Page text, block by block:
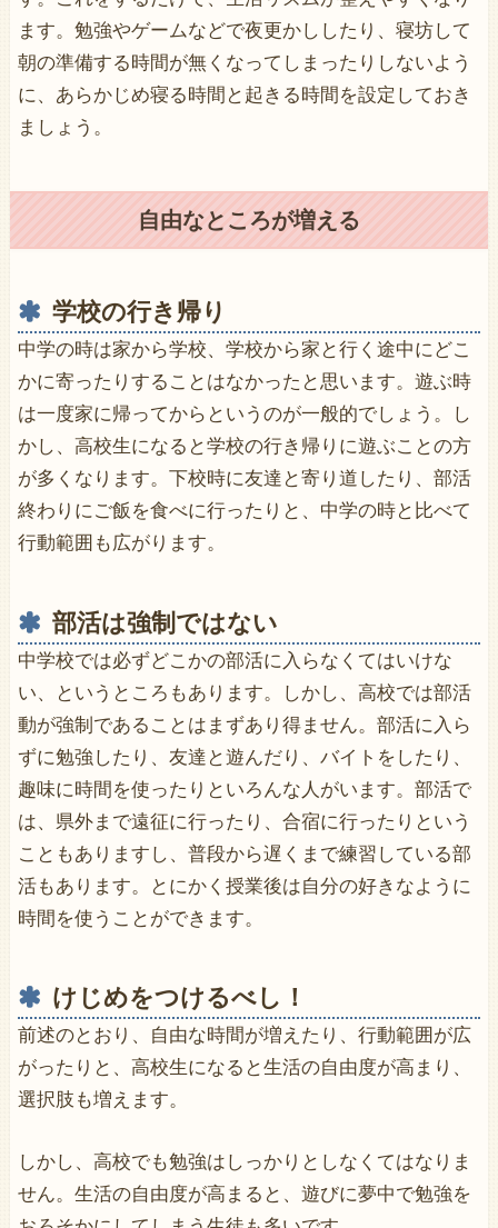
ます。勉強やゲームなどで夜更かししたり、寝坊して
朝の準備する時間が無くなってしまったりしないよう
に、あらかじめ寝る時間と起きる時間を設定しておき
ましょう。
自由なところが増える
学校の行き帰り
中学の時は家から学校、学校から家と行く途中にどこ
かに寄ったりすることはなかったと思います。遊ぶ時
は一度家に帰ってからというのが一般的でしょう。し
かし、高校生になると学校の行き帰りに遊ぶことの方
が多くなります。下校時に友達と寄り道したり、部活
終わりにご飯を食べに行ったりと、中学の時と比べて
行動範囲も広がります。
部活は強制ではない
中学校では必ずどこかの部活に入らなくてはいけな
い、というところもあります。しかし、高校では部活
動が強制であることはまずあり得ません。部活に入ら
ずに勉強したり、友達と遊んだり、バイトをしたり、
趣味に時間を使ったりといろんな人がいます。部活で
は、県外まで遠征に行ったり、合宿に行ったりという
こともありますし、普段から遅くまで練習している部
活もあります。とにかく授業後は自分の好きなように
時間を使うことができます。
けじめをつけるべし！
前述のとおり、自由な時間が増えたり、行動範囲が広
がったりと、高校生になると生活の自由度が高まり、
選択肢も増えます。
しかし、高校でも勉強はしっかりとしなくてはなりま
せん。生活の自由度が高まると、遊びに夢中で勉強を